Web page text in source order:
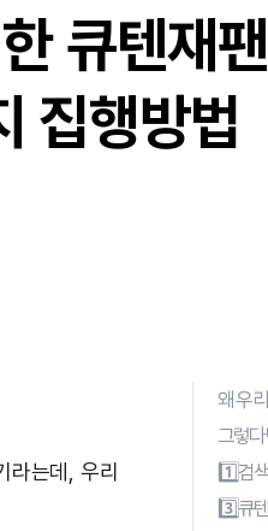
큐텐재팬
집행방법
라는데, 우리